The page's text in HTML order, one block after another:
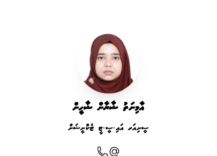
އާމިނަތު ޝާޔާން ޝާހީން
ސީނިއަރ އައި.ސީ.ޓީ ޓެކްނީޝަން